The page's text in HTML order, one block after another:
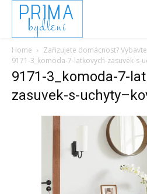
PRIMA
bydlení
Home
Zařizujete domácnost?
9171-3_komoda-7-latkovych-zasuvek-s-
9171-3_komoda-7-
zasuvek-s-